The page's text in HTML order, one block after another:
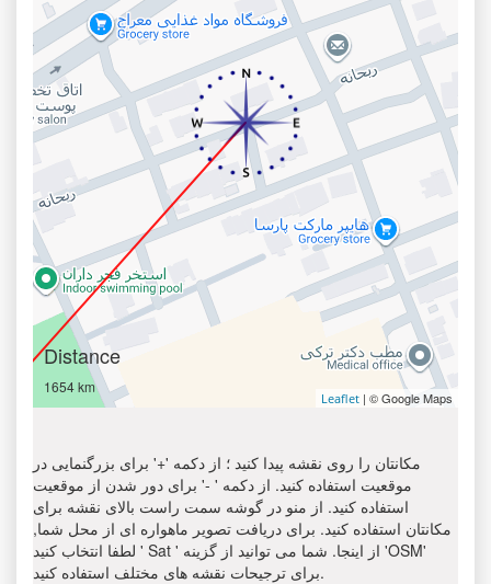
Distance
1654 km
Leaflet | © Google Maps
مکانتان را روی نقشه پیدا کنید ؛ از دکمه '+' برای بزرگنمایی در
موقعیت استفاده کنید. از دکمه ' -' برای دور شدن از موقعیت
استفاده کنید. از منو در گوشه سمت راست بالای نقشه برای
مکانتان استفاده کنید. برای دریافت تصویر ماهواره ای از محل شما,
لطفا انتخاب کنید ' Sat ' از اینجا. شما می توانید از گزینه 'OSM'
برای ترجیحات نقشه های مختلف استفاده کنید.